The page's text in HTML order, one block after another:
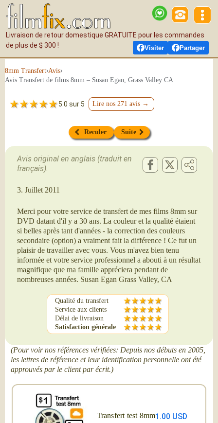
Visiter Partager
Livraison de retour domestique GRATUITE pour les commandes
de plus de $ 300 !
8mm Transfert›Avis›
Avis Transfert de films 8mm – Susan Egan, Grass Valley CA
5.0 sur 5 Lire nos 271 avis →
Reculer Suite
Avis original en anglais (traduit en
français).
3. Juillet 2011
Merci pour votre service de transfert de mes films 8mm sur
DVD datant d'il y a 30 ans. La couleur et la qualité étaient
si belles après tant d'années - la correction des couleurs
secondaire (option) a vraiment fait la différence ! Ce fut un
plaisir de travailler avec vous. Vous m'avez bien tenu
informée et votre service professionnel a abouti à un résultat
magnifique que ma famille appréciera pendant de
nombreuses années. Susan Egan Grass Valley, CA
Qualité du transfert
Service aux clients
Délai de livraison
Satisfaction générale
(Pour voir nos références vérifiées: Depuis nos débuts en 2005,
les lettres de référence et leur identification personnelle ont été
approuvés par le client par écrit.)
Transfert test 8mm1.00 USD